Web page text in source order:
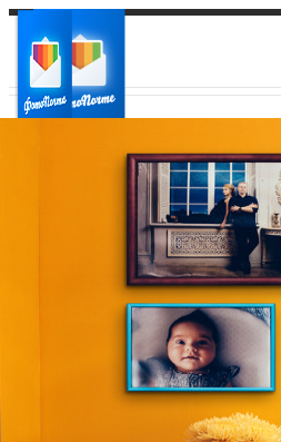
Ваш регион доставки
Выберите из списка: